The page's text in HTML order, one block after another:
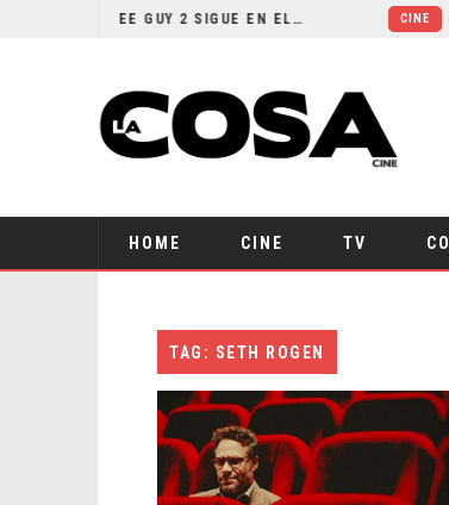
¿POR QUÉ FREE GUY 2 SIGUE EN EL LIMBO?
HOME CINE TV
TAG: SETH ROGEN